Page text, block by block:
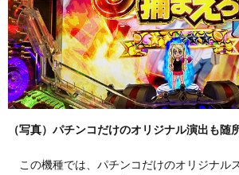
（写真）パチンコだけのオリジナル演出も随
この機種では、パチンコだけのオリジナル